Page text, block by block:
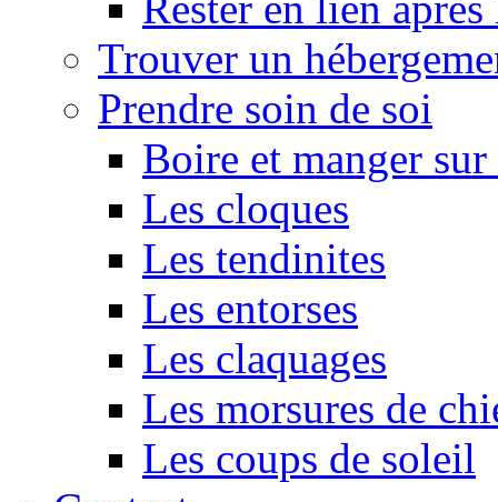
Trouver un
Prendre soin de soi
Boire et manger
Les cloques
Les tendinites
Les entorses
Les claquages
Les morsures de
Les coups de soleil